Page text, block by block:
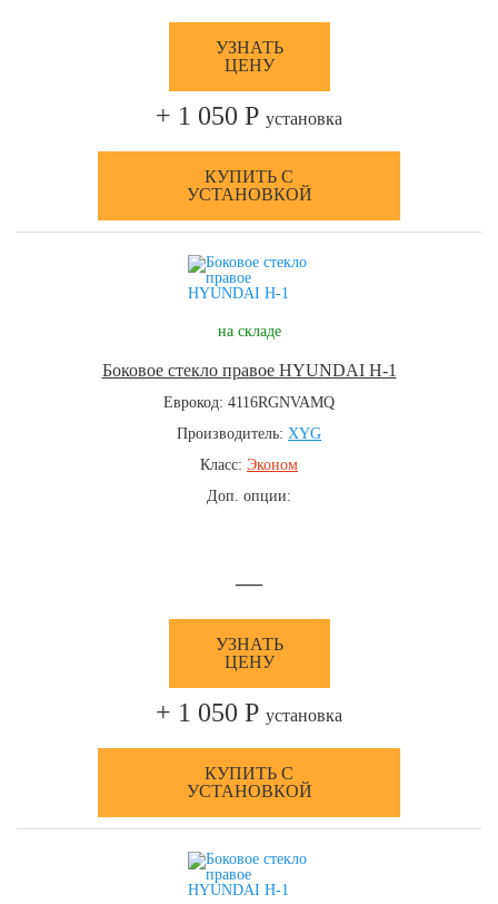
УЗНАТЬ
ЦЕНУ
+ 1 050 Р установка
КУПИТЬ С
УСТАНОВКОЙ
на складе
Боковое стекло правое HYUNDAI H-1
Еврокод: 4116RGNVAMQ
Производитель: XYG
Класс: Эконом
Доп. опции:
—
УЗНАТЬ
ЦЕНУ
+ 1 050 Р установка
КУПИТЬ С
УСТАНОВКОЙ